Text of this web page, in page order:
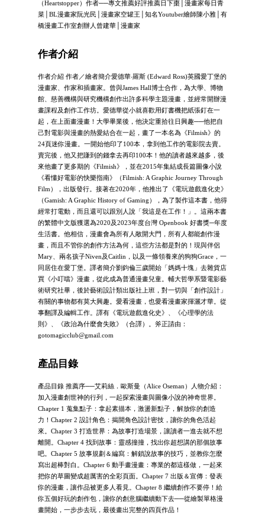
（Heartstopper）作者──專文推薦好評推薦日下棗│漫畫家每日青
菜│BL漫畫家阮光民│漫畫家空罐王│知名Youtuber繪師陳小雅│有
橋漫畫工作室創辦人曾建華│漫畫家
作者介紹
作者介紹 作者／繪者簡介愛德華‧羅斯 (Edward Ross)英國愛丁堡的
漫畫家、作家和插畫家。曾與James Hall博士合作，為大學、博物
館、慈善機構與研究機構創作出許多科學主題漫畫，並經常開辦漫
畫課程及創作工作坊。愛德華從小就喜歡用釘書機把紙張釘在一
起，在上面畫漫畫！大學畢業後，他決定重拾往日興趣──他把自
己對電影與漫畫的熱愛結合在一起，畫了一本名為《Filmish》的
24頁迷你漫畫。一開始他印了100本，拿到他工作的電影院去賣。
賣完後，他又把賺到的錢拿去再印100本！他的讀者越來越多，後
來他畫了更多期的《Filmish》，並在2015年集結成長篇圖像小說
《看懂好電影的快樂指南》（Filmish: A Graphic Journey Through
Film），出版發行。接著在2020年，他推出了《電玩遊戲進化史》
（Gamish: A Graphic History of Gaming），為了製作這本書，他得
經常打電動，而且還可以跟別人說「我這是在工作！」。這兩本書
的繁體中文版獲選為2020及2023年度台灣 Openbook 好書獎─年度
生活書。他相信，漫畫會為所有人敞開大門，所有人都能創作漫
畫，而且不管你的創作方法為何，這些方法都是對的！現與伴侶
Mary、兩名孩子Niven及Caitlin，以及一條領養來的狗狗Grace，一
同居住在愛丁堡。譯者簡介劉鈞倫三歲開始「媽媽十塊」去雜貨店
買《小叮噹》漫畫，從此成為普通漫畫兒童。輔大哲學系暨電影藝
術研究社畢，後於藝術設計類出版社上班，對一切與「創作設計」
有關的事物都有莫大興趣。愛看漫畫，也愛看漫畫家揮灑才華。從
事翻譯及編輯工作。譯有《電玩遊戲進化史》、《心理學的法
則》、《政治為什麼會失敗》（合譯）。斧正請由：
gotomagicclub@gmail.com
產品目錄
產品目錄 推薦序──艾莉絲．歐斯曼（Alice Oseman）人物介紹：
加入漫畫創世神的行列，一起探索漫畫與圖像小說的神奇世界。
Chapter 1 蒐集點子：拿起素描本，激盪新點子，解放你的創造
力！Chapter 2 設計角色：揭開角色設計密技，讓你的角色活起
來。Chapter 3 打造世界：為故事打造場景，讓讀者一進去就不想
離開。Chapter 4 找到故事：靈感撞撞，找出你超想講的那個故事
吧。Chapter 5 故事規劃＆編寫：解鎖說故事的技巧，並教你怎麼
寫出超棒對白。Chapter 6 動手畫漫畫：專業的都這樣做，一起來
把你的草圖變成超厲害的全彩頁面。Chapter 7 出版＆宣傳：發表
你的漫畫，讓作品被更多人看見。Chapter 8 繼續創作不要停！給
你五個好玩的創作包，讓你的創意腦繼續動下去──從繪製單格漫
畫開始，一步步去玩，最後畫出完整的四頁作品！